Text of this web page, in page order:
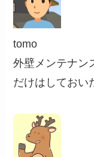
tomo
外壁メンテナン
だけはしておい